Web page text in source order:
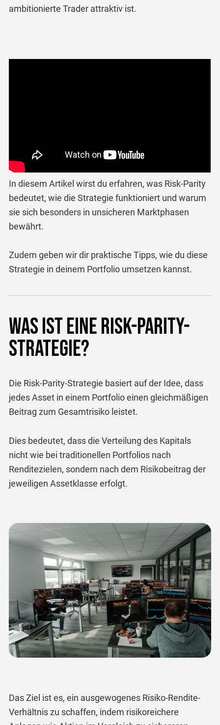
ambitionierte Trader attraktiv ist.
In diesem Artikel wirst du erfahren, was Risk-Parity
bedeutet, wie die Strategie funktioniert und warum
sie sich besonders in unsicheren Marktphasen
bewährt.
Zudem geben wir dir praktische Tipps, wie du diese
Strategie in deinem Portfolio umsetzen kannst.
Was ist eine Risk-Parity-
Strategie?
Die Risk-Parity-Strategie basiert auf der Idee, dass
jedes Asset in einem Portfolio einen gleichmäßigen
Beitrag zum Gesamtrisiko leistet.
Dies bedeutet, dass die Verteilung des Kapitals
nicht wie bei traditionellen Portfolios nach
Renditezielen, sondern nach dem Risikobeitrag der
jeweiligen Assetklasse erfolgt.
Das Ziel ist es, ein ausgewogenes Risiko-Rendite-
Verhältnis zu schaffen, indem risikoreichere